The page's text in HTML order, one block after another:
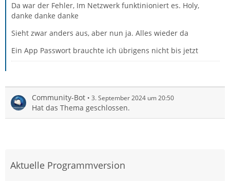
Da war der Fehler, Im Netzwerk funktinioniert es. Holy,
danke danke danke
Sieht zwar anders aus, aber nun ja. Alles wieder da
Ein App Passwort brauchte ich übrigens nicht bis jetzt
Community-Bot 3. September 2024 um 20:50
Hat das Thema geschlossen.
Aktuelle Programmversion